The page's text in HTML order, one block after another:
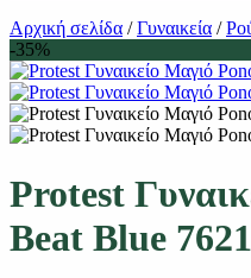
Αρχική σελίδα / Γυναικεία /
-35%
Protest
Beat Blue